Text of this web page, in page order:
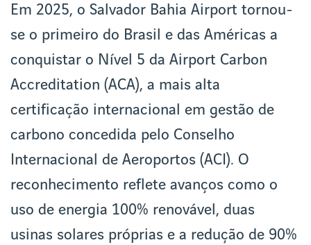
Em 2025, o Salvador Bahia Airport tornou-
se o primeiro do Brasil e das Américas a
conquistar o Nível 5 da Airport Carbon
Accreditation (ACA), a mais alta
certificação internacional em gestão de
carbono concedida pelo Conselho
Internacional de Aeroportos (ACI). O
reconhecimento reflete avanços como o
uso de energia 100% renovável, duas
usinas solares próprias e a redução de 90%